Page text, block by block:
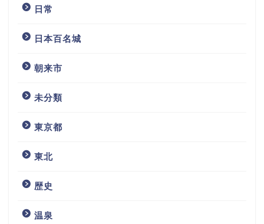
日常
日本百名城
朝来市
未分類
東京都
東北
歴史
温泉